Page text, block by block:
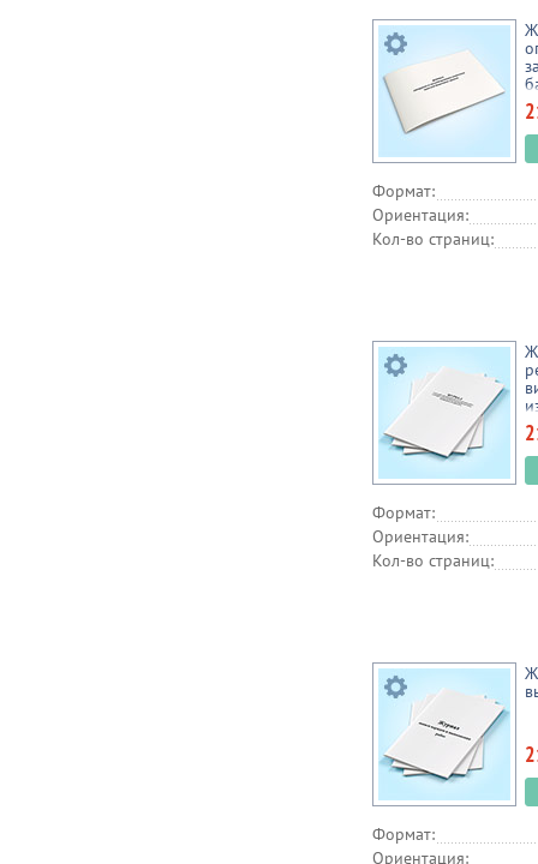
Формат:
Ориентация:
Кол-во страниц:
Формат:
Ориентация:
Кол-во страниц:
Формат:
Ориентация: